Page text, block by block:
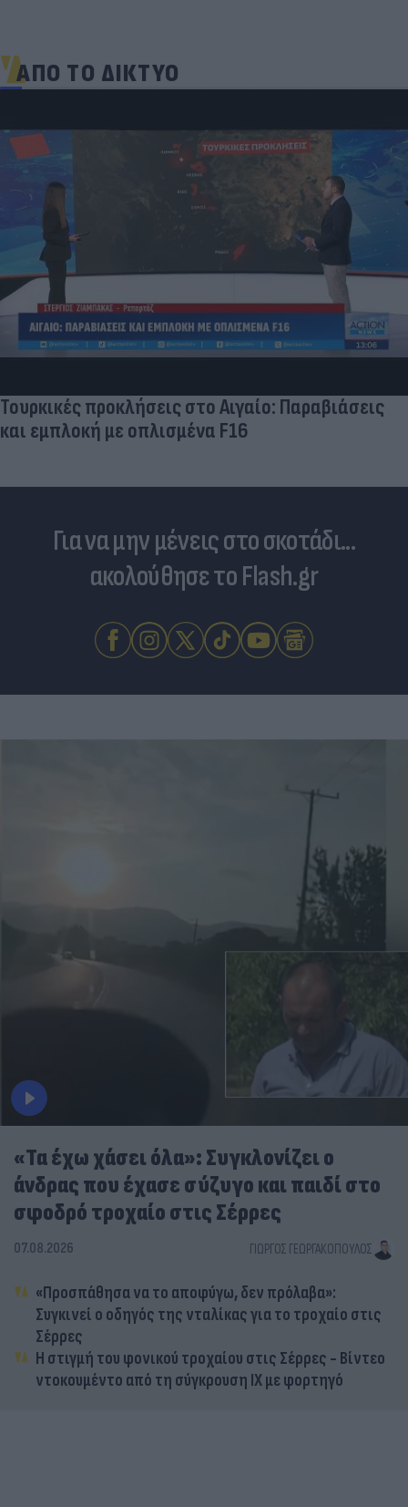
ΑΠΟ ΤΟ ΔΙΚΤΥΟ
«Στην pole position για Κωνσταντέλια η
Ντόρτμουντ»
Για να μην μένεις στο σκοτάδι...
ακολούθησε το Flash.gr
«Τα έχω χάσει όλα»: Συγκλονίζει ο
άνδρας που έχασε σύζυγο και παιδί στο
σφοδρό τροχαίο στις Σέρρες
07.08.2026 ΓΙΏΡΓΟΣ ΓΕΩΡΓΑΚΌΠΟΥΛΟΣ
«Προσπάθησα να το αποφύγω, δεν πρόλαβα»:
Συγκινεί ο οδηγός της νταλίκας για το τροχαίο στις
Σέρρες
Η στιγμή του φονικού τροχαίου στις Σέρρες - Βίντεο
ντοκουμέντο από τη σύγκρουση ΙΧ με φορτηγό